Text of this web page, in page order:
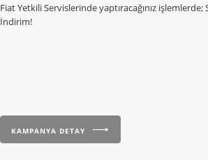
Fiat Yetkili Servislerinde yaptıracağınız
İndirim!
KAMPANYA DETAY